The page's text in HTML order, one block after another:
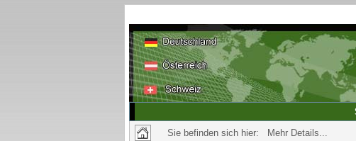
Sie befinden sich hier: Mehr Details...